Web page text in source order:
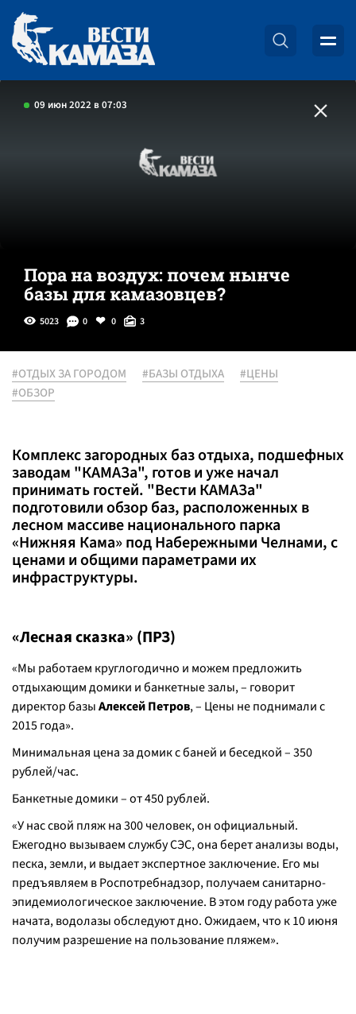
09 июн 2022 в 07:03
Пора на воздух: почем нынче
базы для камазовцев?
5023 0 0 3
#ОТДЫХ ЗА ГОРОДОМ #БАЗЫ ОТДЫХА
#ЦЕНЫ
#ОБЗОР
Комплекс загородных баз отдыха, подшефных
заводам "КАМАЗа", готов и уже начал
принимать гостей. "Вести КАМАЗа"
подготовили обзор баз, расположенных в
лесном массиве национального парка
«Нижняя Кама» под Набережными Челнами, с
ценами и общими параметрами их
инфраструктуры.
«Лесная сказка» (ПРЗ)
«Мы работаем круглогодично и можем предложить
отдыхающим домики и банкетные залы, – говорит
директор базыАлексей Петров, – Цены не поднимали с
2015 года».
Минимальная цена за домик с баней и беседкой – 350
рублей/час.
Банкетные домики – от 450 рублей.
«У нас свой пляж на 300 человек, он официальный.
Ежегодно вызываем службу СЭС, она берет анализы воды,
песка, земли, и выдает экспертное заключение. Его мы
предъявляем в Роспотребнадзор, получаем санитарно-
эпидемиологическое заключение. В этом году работа уже
начата, водолазы обследуют дно. Ожидаем, что к 10 июня
получим разрешение на пользование пляжем».